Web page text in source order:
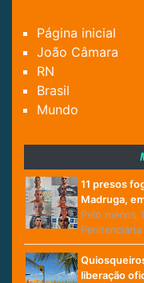
Página inicial
João Câmara
RN
Brasil
Mundo
11 presos
Madruga,
Pelo menos
liberação